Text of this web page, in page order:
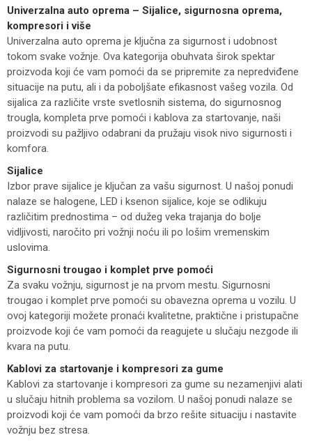
Univerzalna auto oprema – Sijalice, sigurnosna oprema,
kompresori i više
Univerzalna auto oprema je ključna za sigurnost i udobnost
tokom svake vožnje. Ova kategorija obuhvata širok spektar
proizvoda koji će vam pomoći da se pripremite za nepredviđene
situacije na putu, ali i da poboljšate efikasnost vašeg vozila. Od
sijalica za različite vrste svetlosnih sistema, do sigurnosnog
trougla, kompleta prve pomoći i kablova za startovanje, naši
proizvodi su pažljivo odabrani da pružaju visok nivo sigurnosti i
komfora.
Sijalice
Izbor prave sijalice je ključan za vašu sigurnost. U našoj ponudi
nalaze se halogene, LED i ksenon sijalice, koje se odlikuju
različitim prednostima – od dužeg veka trajanja do bolje
vidljivosti, naročito pri vožnji noću ili po lošim vremenskim
uslovima.
Sigurnosni trougao i komplet prve pomoći
Za svaku vožnju, sigurnost je na prvom mestu. Sigurnosni
trougao i komplet prve pomoći su obavezna oprema u vozilu. U
ovoj kategoriji možete pronaći kvalitetne, praktične i pristupačne
proizvode koji će vam pomoći da reagujete u slučaju nezgode ili
kvara na putu.
Kablovi za startovanje i kompresori za gume
Kablovi za startovanje i kompresori za gume su nezamenjivi alati
u slučaju hitnih problema sa vozilom. U našoj ponudi nalaze se
proizvodi koji će vam pomoći da brzo rešite situaciju i nastavite
vožnju bez stresa.